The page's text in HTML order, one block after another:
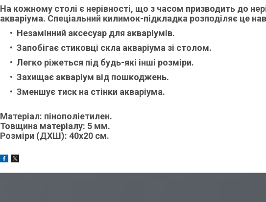
На кожному столі є нерівності, що з часом призводить до
акваріума. Спеціальний килимок-підкладка розподіляє це
Незамінний аксесуар для акваріумів.
Запобігає стиковці скла акваріума зі столом.
Легко ріжеться під будь-які інші розміри.
Захищає акваріум від пошкоджень.
Зменшує тиск на стінки акваріума.
Матеріал: пінополіетилен.
Товщина матеріалу: 5 мм.
Розміри (ДХШ): 40х20 см.